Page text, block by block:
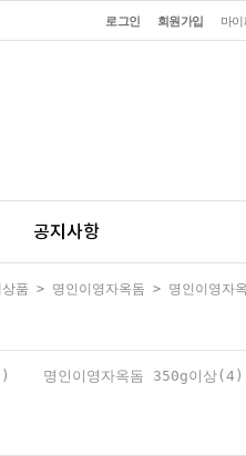
로그인 회원가입 마
공지사항
품 > 명인이영자옥돔 > 명인이영자
명인이영자옥돔 350g이상(4)